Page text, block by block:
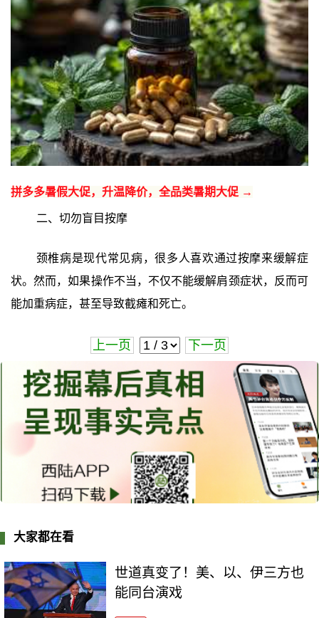
拼多多暑假大促，升温降价，全品类暑期大促 →
二、切勿盲目按摩
颈椎病是现代常见病，很多人喜欢通过按摩来缓解症
状。然而，如果操作不当，不仅不能缓解肩颈症状，反而可
能加重病症，甚至导致截瘫和死亡。
上一页 下一页
大家都在看
世道真变了！美、以、伊三方也
能同台演戏